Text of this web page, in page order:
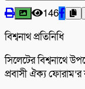
146
বিশ্বনাথ প্রতিনিধি
সিলেটের বিশ্বনাথে
প্রবাসী ঐক্য